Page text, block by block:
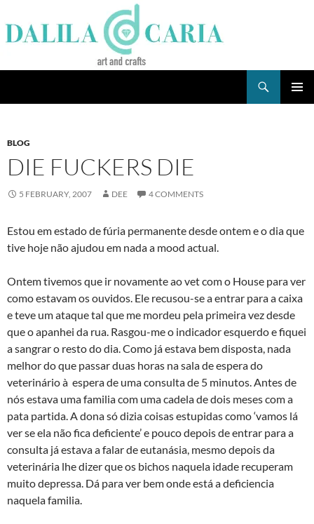
to
content
BLOG
DIE FUCKERS DIE
5 FEBRUARY, 2007 DEE 4 COMMENTS
Estou em estado de fúria permanente desde ontem e o dia que
tive hoje não ajudou em nada a mood actual.
Ontem tivemos que ir novamente ao vet com o House para ver
como estavam os ouvidos. Ele recusou-se a entrar para a caixa
e teve um ataque tal que me mordeu pela primeira vez desde
que o apanhei da rua. Rasgou-me o indicador esquerdo e fiquei
a sangrar o resto do dia. Como já estava bem disposta, nada
melhor do que passar duas horas na sala de espera do
veterinário à espera de uma consulta de 5 minutos. Antes de
nós estava uma familia com uma cadela de dois meses com a
pata partida. A dona só dizia coisas estupidas como ‘vamos lá
ver se ela não fica deficiente’ e pouco depois de entrar para a
consulta já estava a falar de eutanásia, mesmo depois da
veterinária lhe dizer que os bichos naquela idade recuperam
muito depressa. Dá para ver bem onde está a deficiencia
naquela familia.